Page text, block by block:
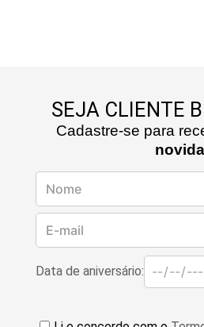
SEJA CLIENTE
Cadastre-se para
Data de aniversário: